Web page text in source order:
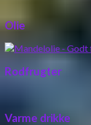
Olie
Rodfrugter
Varme drikke